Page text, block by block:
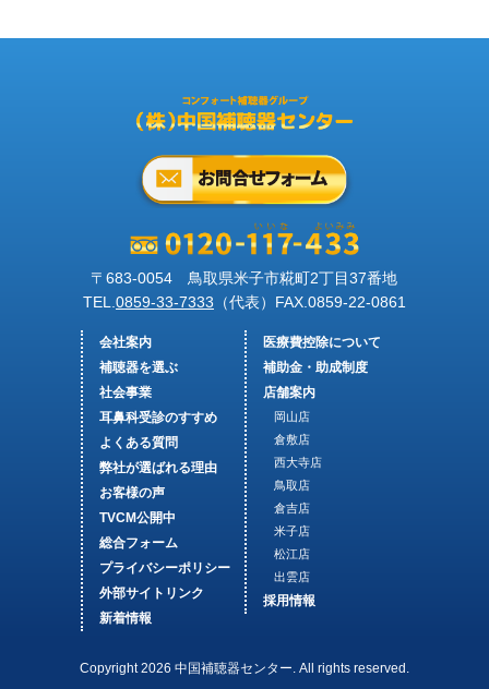
〒683-0054 鳥取県米子市糀町2丁目37番地
TEL. 0859-33-7333 （代表）FAX. 0859-22-0861
会社案内
補聴器を選ぶ
社会事業
耳鼻科受診のすすめ
よくある質問
弊社が選ばれる理由
お客様の声
TVCM公開中
総合フォーム
プライバシーポリシー
外部サイトリンク
新着情報
医療費控除について
補助金・助成制度
店舗案内
岡山店
倉敷店
西大寺店
鳥取店
倉吉店
米子店
松江店
出雲店
採用情報
Copyright 2026 中国補聴器センター. All rights reserved.